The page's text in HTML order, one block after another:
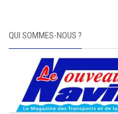
QUI SOMMES-NOUS ?